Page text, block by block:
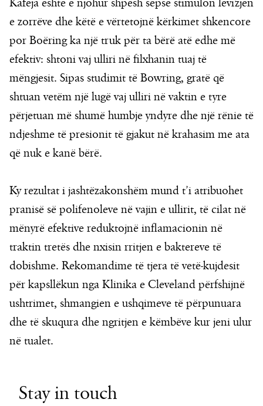
Kafeja është e njohur shpesh sepse stimulon lëvizjen
e zorrëve dhe këtë e vërtetojnë kërkimet shkencore
por Boëring ka një truk për ta bërë atë edhe më
efektiv: shtoni vaj ulliri në filxhanin tuaj të
mëngjesit. Sipas studimit të Bowring, gratë që
shtuan vetëm një lugë vaj ulliri në vaktin e tyre
përjetuan më shumë humbje yndyre dhe një rënie të
ndjeshme të presionit të gjakut në krahasim me ata
që nuk e kanë bërë.
Ky rezultat i jashtëzakonshëm mund t’i atribuohet
pranisë së polifenoleve në vajin e ullirit, të cilat në
mënyrë efektive reduktojnë inflamacionin në
traktin tretës dhe nxisin rritjen e baktereve të
dobishme. Rekomandime të tjera të vetë-kujdesit
për kapsllëkun nga Klinika e Cleveland përfshijnë
ushtrimet, shmangien e ushqimeve të përpunuara
dhe të skuqura dhe ngritjen e këmbëve kur jeni ulur
në tualet.
Stay in touch